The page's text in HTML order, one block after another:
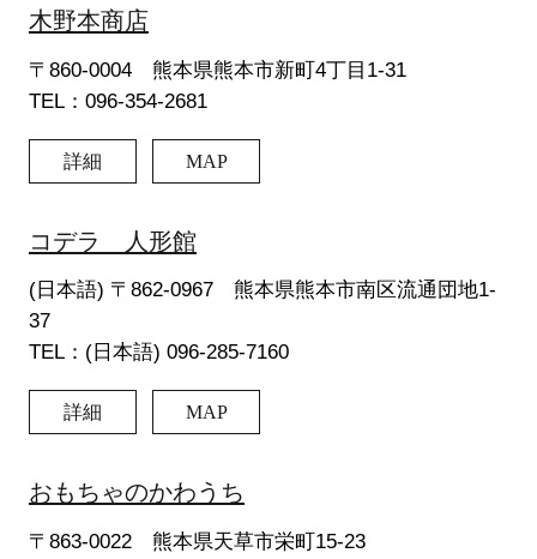
木野本商店
〒860-0004 熊本県熊本市新町4丁目1-31
TEL：096-354-2681
詳細 MAP
コデラ 人形館
(日本語) 〒862-0967 熊本県熊本市南区流通団地1-
37
TEL：(日本語) 096-285-7160
詳細 MAP
おもちゃのかわうち
〒863-0022 熊本県天草市栄町15-23